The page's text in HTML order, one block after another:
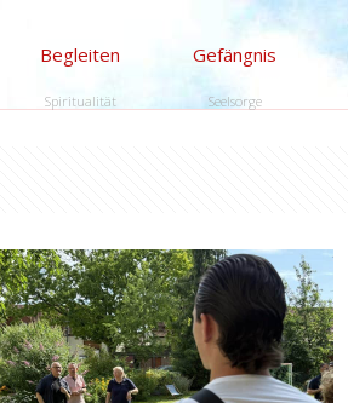
Begleiten
Spiritualität
Gefängnis
Seelsorge